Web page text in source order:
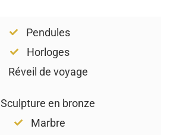
Pendules
Horloges
Réveil de voyage
Sculpture en bronze
Marbre